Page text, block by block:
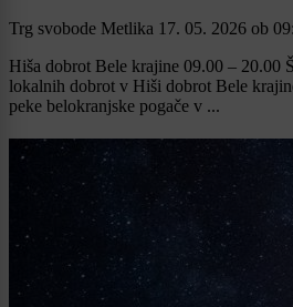
Trg svobode Metlika 17. 05. 2026 ob
Hiša dobrot Bele krajine 09.00 – 20.00
lokalnih dobrot v Hiši dobrot Bele
peke belokranjske pogače v ...